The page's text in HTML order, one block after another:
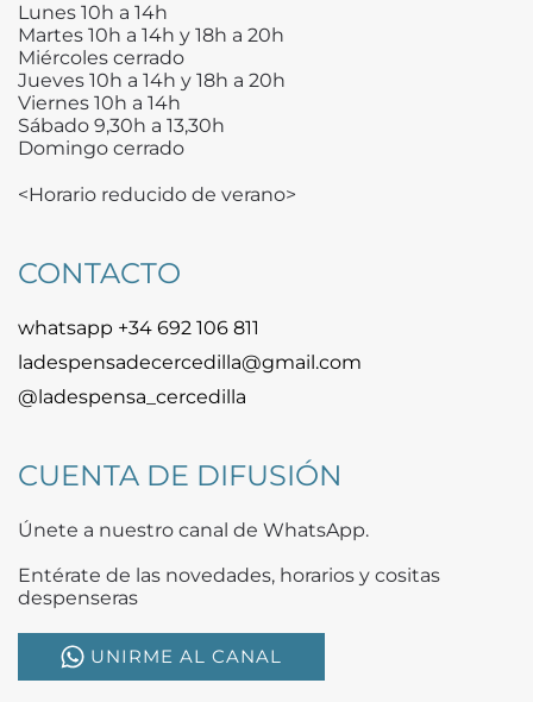
Lunes 10h a 14h
Martes 10h a 14h y 18h a 20h
Miércoles cerrado
Jueves 10h a 14h y 18h a 20h
Viernes 10h a 14h
Sábado 9,30h a 13,30h
Domingo cerrado
<Horario reducido de verano>
CONTACTO
whatsapp +34 692 106 811
ladespensadecercedilla@gmail.com
@ladespensa_cercedilla
CUENTA DE DIFUSIÓN
Únete a nuestro canal de WhatsApp.
Entérate de las novedades, horarios y cositas
despenseras
UNIRME AL CANAL